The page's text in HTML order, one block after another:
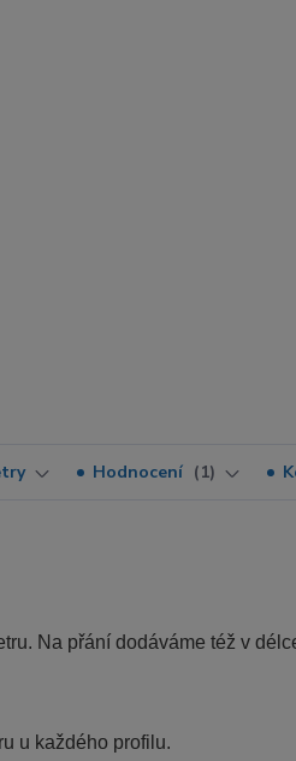
Hodnocení 1
Na přání dodáváme též v
u každého profilu.